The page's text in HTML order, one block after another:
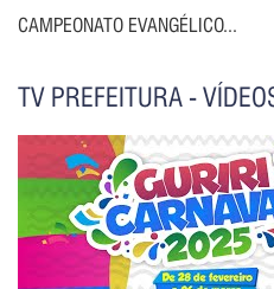
CAMPEONATO EVANGÉLICO...
TV PREFEITURA -